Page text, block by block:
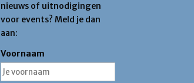
nieuws of uitnodigingen
voor events? Meld je dan
aan:
Voornaam